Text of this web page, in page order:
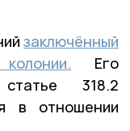
заключённый
Его
318.2
в отношении